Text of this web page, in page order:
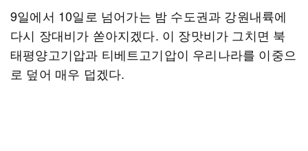
9일에서 10일로 넘어가는 밤 수도권과 강원내륙에
다시 장대비가 쏟아지겠다. 이 장맛비가 그치면 북
태평양고기압과 티베트고기압이 우리나라를 이중으
로 덮어 매우 덥겠다.